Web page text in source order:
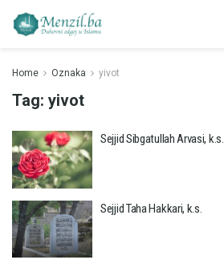
Home Oznaka yivot
Tag: yivot
Sejjid Sibgatullah Arvasi, k.s.
Sejjid Taha Hakkari, k.s.